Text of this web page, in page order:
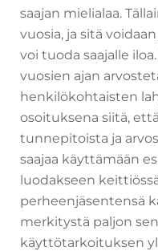
saajan mielialaa.
vuosia, ja sitä
voi tuoda saajalle
vuosien ajan
henkilökohtaisten
osoituksena siitä,
tunnepitoista ja
saajaa käyttämään
luodakseen
perheenjäsentensä
merkitystä paljon
käyttötarkoituksen